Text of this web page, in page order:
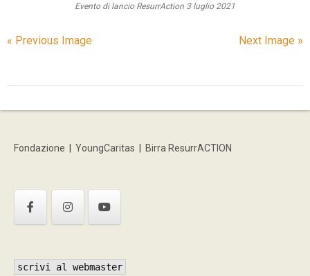
Evento di lancio ResurrAction 3 luglio 2021
« Previous Image Next Image »
Fondazione YoungCaritas Birra ResurrACTION
scrivi al webmaster